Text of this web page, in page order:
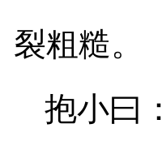
裂粗糙。
抱小曰：